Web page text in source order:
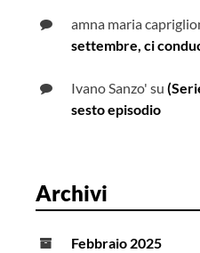
amna maria
settembre, ci
Ivano Sanzo' su
sesto episodio
Archivi
Febbraio 2025